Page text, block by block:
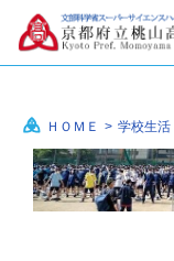
ＨＯＭＥ > 学校生活